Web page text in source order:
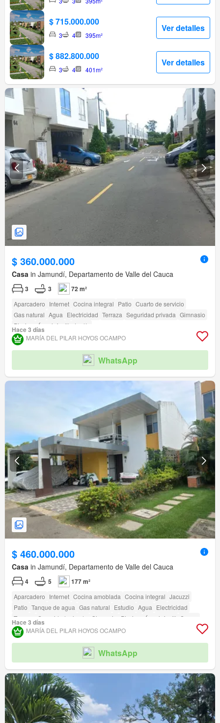
$ 715.000.000
3 4 395m²
Ver detalles
$ 882.800.000
3 4 401m²
Ver detalles
$ 360.000.000
Casa in Jamundí, Departamento de Valle del Cauca
3 3 72 m²
Aparcadero Internet Cocina integral Patio Cuarto de servicio
Gas natural Agua Electricidad Terraza Seguridad privada Gimnasio
Piscina
Área infantil Jardín
Hace 3 días
MARÍA DEL PILAR HOYOS OCAMPO
WhatsApp
$ 460.000.000
Casa in Jamundí, Departamento de Valle del Cauca
4 5 177 m²
Aparcadero Internet Cocina amoblada Cocina integral Jacuzzi
Patio Tanque de agua Gas natural Estudio Agua Electricidad
Terraza
Seguridad privada Gimnasio Piscina Área infantil Sauna
Estudio Jardín Vigilante Barbecue Caseta de vigilancia
Acceso para personas con discapacidad
Hace 3 días
MARÍA DEL PILAR HOYOS OCAMPO
WhatsApp